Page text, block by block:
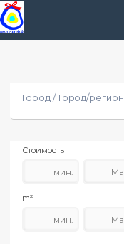
Город / Город/регион
Стоимость
m²